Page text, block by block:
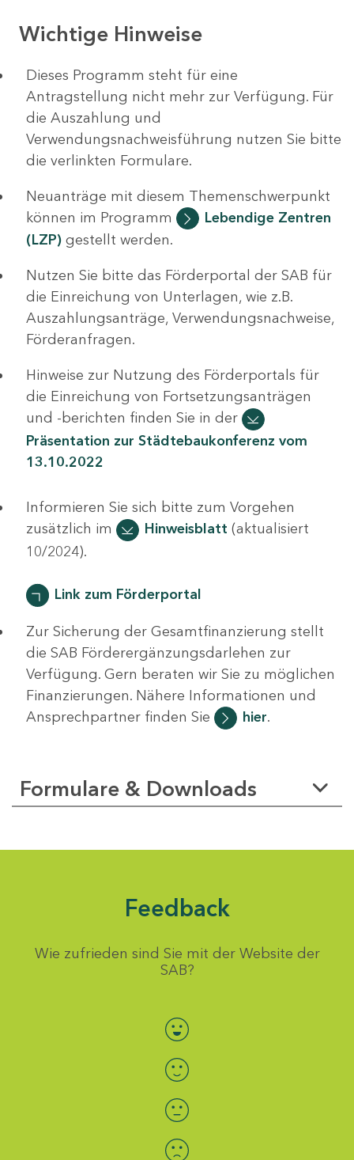
Wichtige Hinweise
Dieses Programm steht für eine
Antragstellung nicht mehr zur Verfügung. Für
die Auszahlung und
Verwendungsnachweisführung nutzen Sie bitte
die verlinkten Formulare.
Neuanträge mit diesem Themenschwerpunkt
können im Programm
Lebendige Zentren
(LZP) gestellt werden.
Nutzen Sie bitte das Förderportal der SAB für
die Einreichung von Unterlagen, wie z.B.
Auszahlungsanträge, Verwendungsnachweise,
Förderanfragen.
Hinweise zur Nutzung des Förderportals für
die Einreichung von Fortsetzungsanträgen
und -berichten finden Sie in der
Präsentation zur Städtebaukonferenz vom
13.10.2022
Informieren Sie sich bitte zum Vorgehen
zusätzlich im
Hinweisblatt (aktualisiert
10/2024).
Link zum Förderportal
Zur Sicherung der Gesamtfinanzierung stellt
die SAB Förderergänzungsdarlehen zur
Verfügung. Gern beraten wir Sie zu möglichen
Finanzierungen. Nähere Informationen und
Ansprechpartner finden Sie
hier.
Formulare & Downloads
Feedback
Wie zufrieden sind Sie mit der Website der
SAB?
Bewertung auswählen